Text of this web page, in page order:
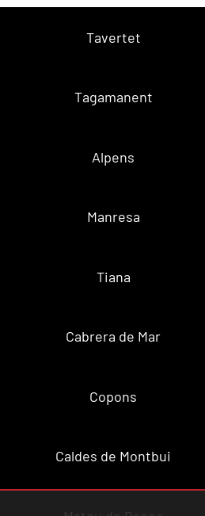
Tavertet
Tagamanent
Alpens
Manresa
Tiana
Cabrera de Mar
Copons
Caldes de Montbui